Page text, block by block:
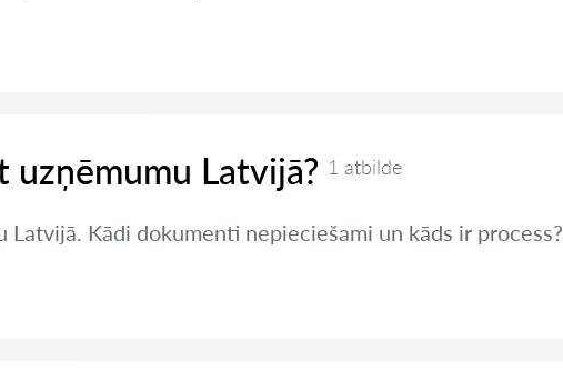
uzņēmumu Latvijā? 1 atbilde
Latvijā. Kādi dokumenti nepieciešami un kāds ir process?